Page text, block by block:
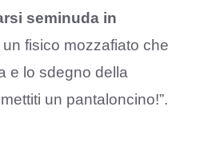
seminuda in
fisico mozzafiato che
e lo sdegno della
un pantaloncino!”.